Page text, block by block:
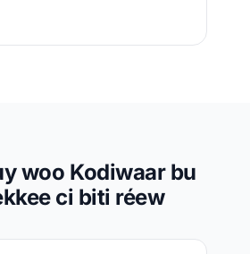
woo Kodiwaar bu
ci biti réew